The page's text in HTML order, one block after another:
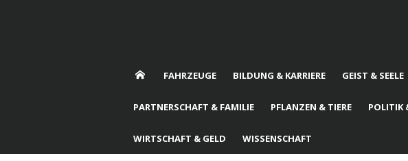
FAHRZEUGE BILDUNG & KARRIERE GEIST & SEELE
PARTNERSCHAFT & FAMILIE PFLANZEN & TIERE POLITIK
WIRTSCHAFT & GELD WISSENSCHAFT